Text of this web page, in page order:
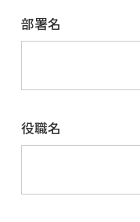
部署名
役職名